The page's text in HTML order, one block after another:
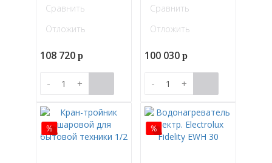
Сравнить
Отложить
108 720p
- +
Сравнить
Отложить
100 030p
- +